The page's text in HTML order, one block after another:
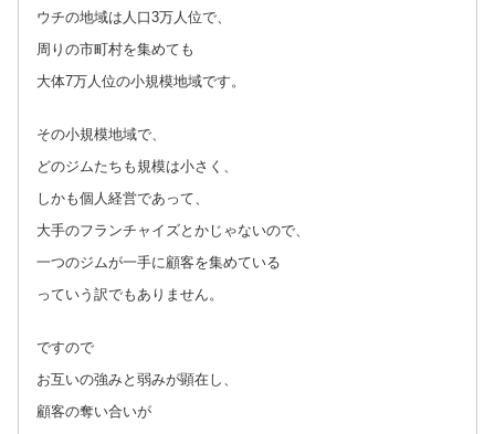
ウチの地域は人口3万人位で、
周りの市町村を集めても
大体7万人位の小規模地域です。
その小規模地域で、
どのジムたちも規模は小さく、
しかも個人経営であって、
大手のフランチャイズとかじゃないので、
一つのジムが一手に顧客を集めている
っていう訳でもありません。
ですので
お互いの強みと弱みが顕在し、
顧客の奪い合いが